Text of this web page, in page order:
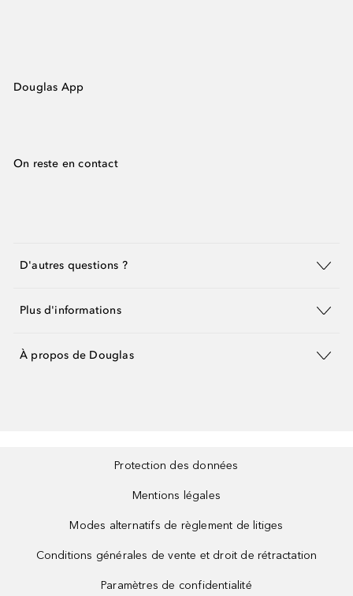
Douglas App
On reste en contact
D'autres questions ?
Plus d'informations
À propos de Douglas
Protection des données
Mentions légales
Modes alternatifs de règlement de litiges
Conditions générales de vente et droit de rétractation
Paramètres de confidentialité